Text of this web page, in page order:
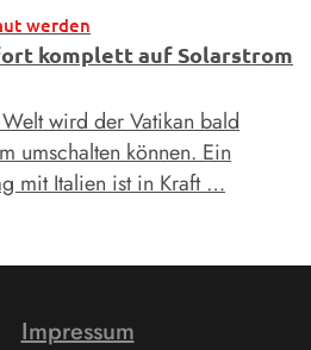
werden
komplett auf Solarstrom
wird der Vatikan bald
umschalten können. Ein
mit Italien ist in Kraft …
Impressum